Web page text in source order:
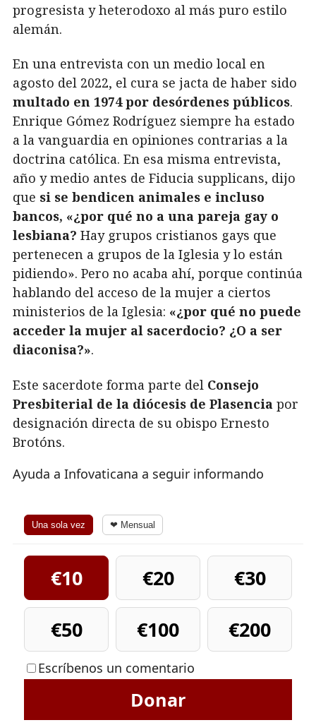
progresista y heterodoxo al más puro estilo
alemán.
En una entrevista con un medio local en
agosto del 2022, el cura se jacta de haber sido
multado en 1974 por desórdenes públicos.
Enrique Gómez Rodríguez siempre ha estado
a la vanguardia en opiniones contrarias a la
doctrina católica. En esa misma entrevista,
año y medio antes de Fiducia supplicans, dijo
que si se bendicen animales e incluso
bancos, «¿por qué no a una pareja gay o
lesbiana? Hay grupos cristianos gays que
pertenecen a grupos de la Iglesia y lo están
pidiendo». Pero no acaba ahí, porque continúa
hablando del acceso de la mujer a ciertos
ministerios de la Iglesia: «¿por qué no puede
acceder la mujer al sacerdocio? ¿O a ser
diaconisa?».
Este sacerdote forma parte del Consejo
Presbiterial de la diócesis de Plasencia por
designación directa de su obispo Ernesto
Brotóns.
Ayuda a Infovaticana a seguir informando
Una sola vez ❤ Mensual
€10 €20
€30
€50
€100 €200
Escríbenos un comentario
Donar